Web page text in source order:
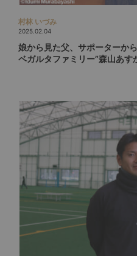
村林 いづみ
2025.02.04
娘から見た父、サポーターか
ベガルタファミリー”森山あす